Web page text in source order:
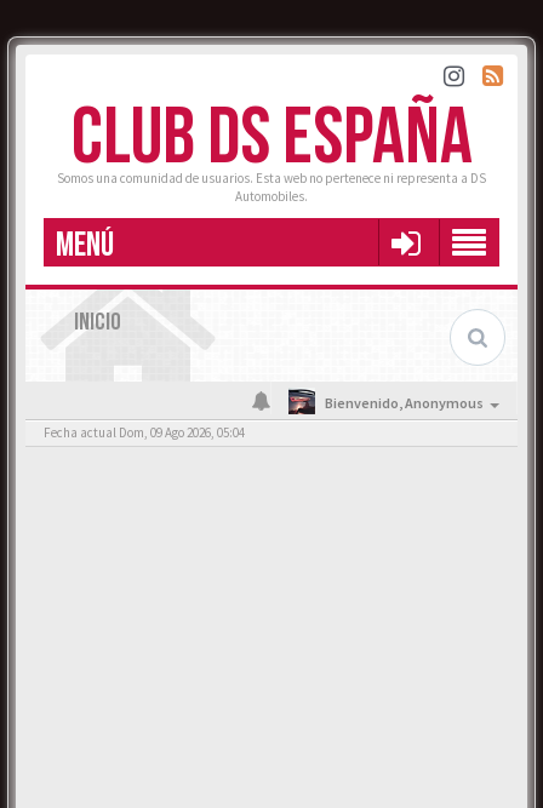
CLUB DS ESPAÑA
Somos una comunidad de usuarios. Esta web no pertenece ni representa a DS
Automobiles.
MENÚ
INICIO
Bienvenido,Anonymous
Fecha actual Dom, 09 Ago 2026, 05:04